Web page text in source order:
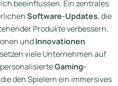
beeinflussen. Ein zentrales
Software-Updates, die
Produkte verbessern,
undInnovationen
viele Unternehmen auf
Gaming-
den Spielern ein immersives